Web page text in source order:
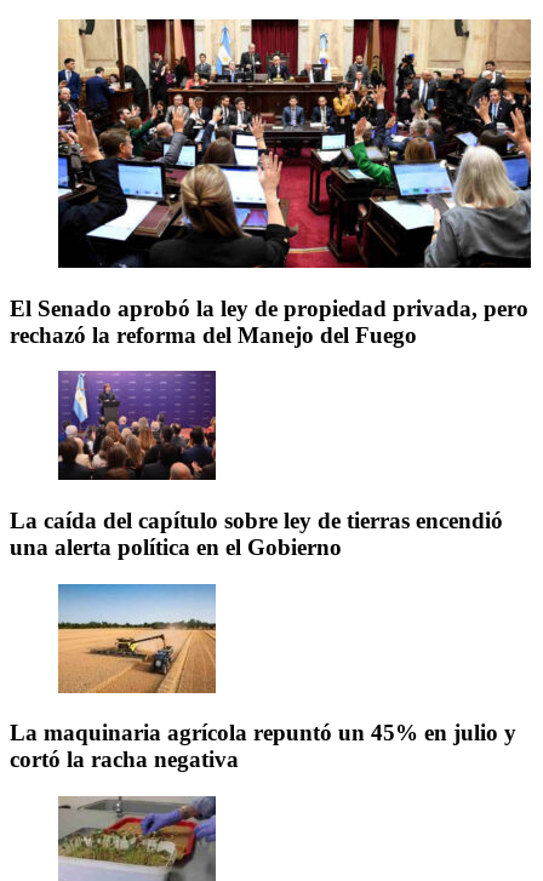
El Senado aprobó la ley de propiedad privada, pero
rechazó la reforma del Manejo del Fuego
La caída del capítulo sobre ley de tierras encendió
una alerta política en el Gobierno
La maquinaria agrícola repuntó un 45% en julio y
cortó la racha negativa